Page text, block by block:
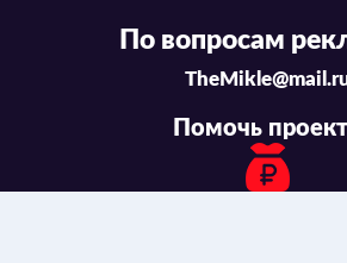
По вопросам
Помочь